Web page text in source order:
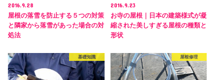
2016.9.28
屋根の落雪を防止する５つの対策
と隣家から落雪があった場合の対
処法
2016.9.23
お寺の屋根｜日本の建築様式が凝
縮された美しすぎる屋根の種類と
形状
基礎知識 屋根修理